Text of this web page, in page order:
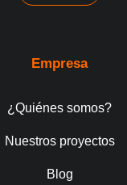
Empresa
¿Quiénes somos?
Nuestros proyectos
Blog